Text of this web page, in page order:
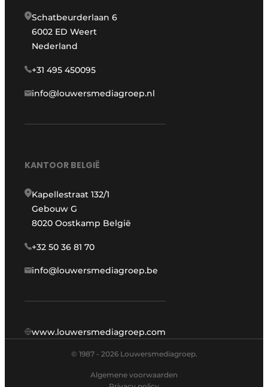
Schatbeurderlaan 6
6002 ED Weert
Nederland
+31 495 450095
info@louwersmediagroep.nl
KANTOOR BELGIË
Kapellestraat 132/1
Gebouw G
8020 Oostkamp België
+32 50 36 81 70
info@louwersmediagroep.be
www.louwersmediagroep.com
© 1987 - 2026 Louwersmediagroep.
Algemene voorwaarden